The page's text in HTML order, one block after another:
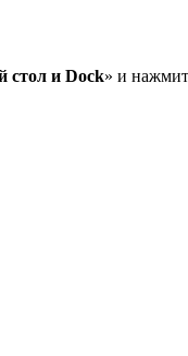
стол и Dock» и